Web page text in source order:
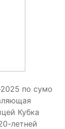
по сумо
Кубка
летней